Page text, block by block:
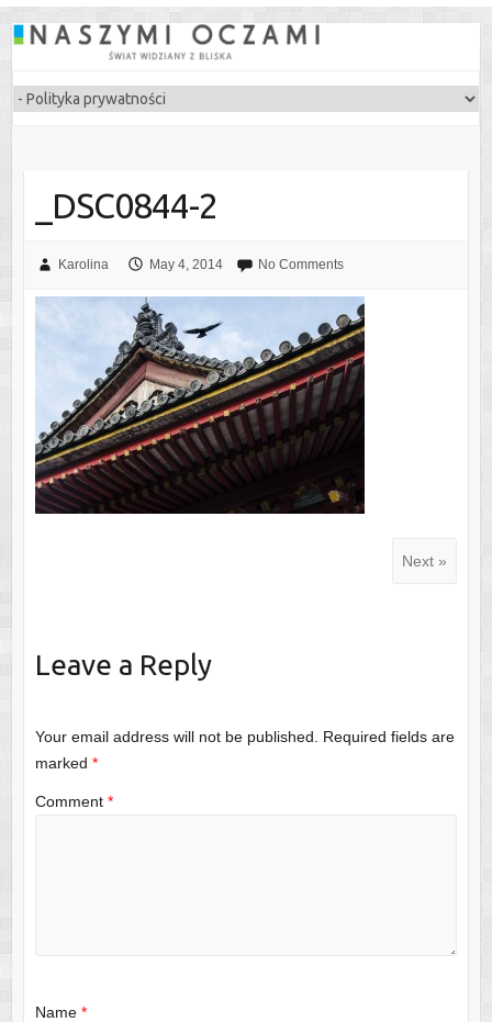
_DSC0844-2
Karolina May 4, 2014 No Comments
Next »
Leave a Reply
Your email address will not be published.
Required fields are
marked *
Comment *
Name *